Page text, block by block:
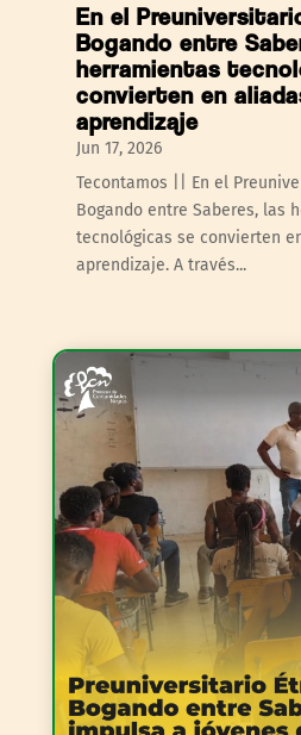
En el
Bogando entre
herramientas
convierten en
aprendizaje
Jun 17, 2026
Tecontamos || En el
Bogando entre Saberes, las
tecnológicas se convierten
aprendizaje. A través...